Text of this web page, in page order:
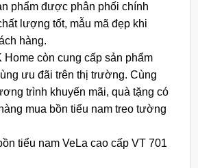
phẩm được phân phối chính
lượng tốt, mẫu mã đẹp khi
hàng.
Home còn cung cấp sản phẩm
ưu đãi trên thị trường. Cùng
trình khuyến mãi, quà tặng có
mua bồn tiểu nam treo tường
tiểu nam VeLa cao cấp VT 701